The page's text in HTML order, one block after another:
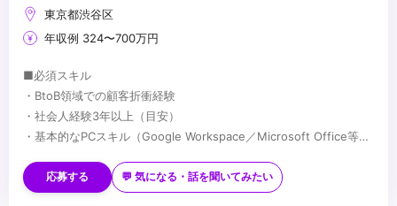
東京都渋谷区
年収例 324〜700万円
■必須スキル
・BtoB領域での顧客折衝経験
・社会人経験3年以上（目安）
・基本的なPCスキル（Google Workspace／Microsoft Office等）
・企業のSNSアカウントの企画・運用
・Google Analyticsなどを用いた数値分析の経験
応募する 💬 気になる・話を聞いてみたい